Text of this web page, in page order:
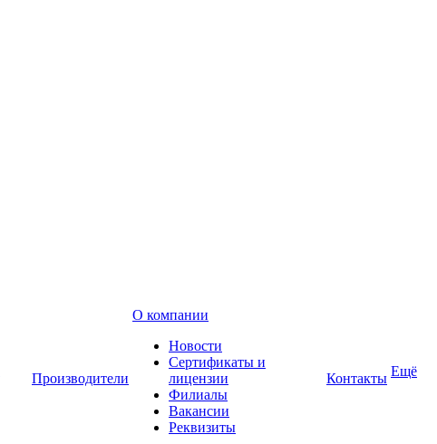
Производители
О компании
Новости
Сертификаты и
лицензии
Филиалы
Вакансии
Реквизиты
Контакты Ещё